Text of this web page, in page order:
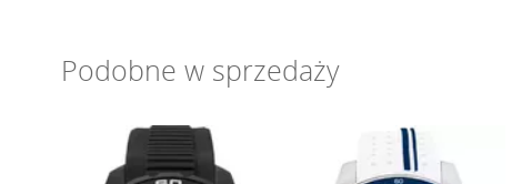
Podobne w sprzedaży